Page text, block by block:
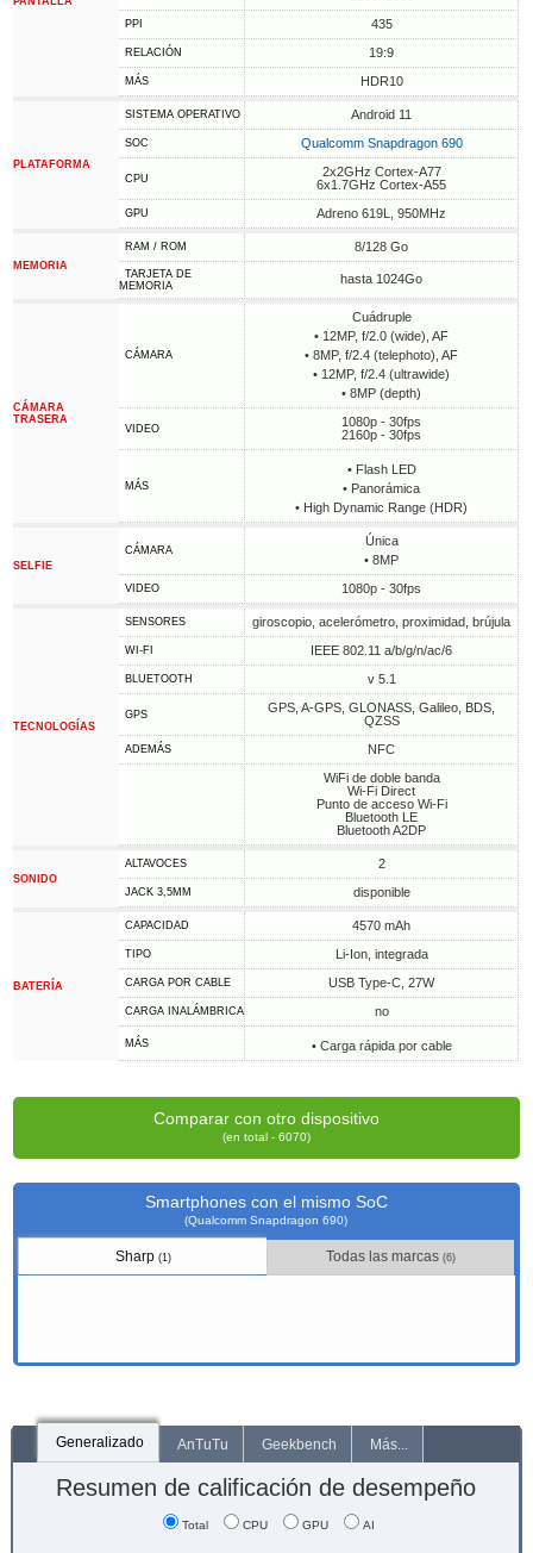
PPI 435
RELACIÓN 19:9
MÁS HDR10
PLATAFORMA
SISTEMA OPERATIVO Android 11
SOC Qualcomm Snapdragon 690
CPU
2x2GHz Cortex-A77
6x1.7GHz Cortex-A55
GPU Adreno 619L, 950MHz
MEMORIA
RAM / ROM 8/128 Go
TARJETA DE
MEMORIA
hasta 1024Go
CÁMARA
TRASERA
CÁMARA
Cuádruple
• 12MP, f/2.0 (wide), AF
• 8MP, f/2.4 (telephoto), AF
• 12MP, f/2.4 (ultrawide)
• 8MP (depth)
VIDEO
1080p - 30fps
2160p - 30fps
MÁS
• Flash LED
• Panorámica
• High Dynamic Range (HDR)
SELFIE
CÁMARA
Única
• 8MP
VIDEO 1080p - 30fps
TECNOLOGÍAS
SENSORES giroscopio, acelerómetro, proximidad, brújula
WI-FI IEEE 802.11 a/b/g/n/ac/6
BLUETOOTH v 5.1
GPS
GPS, A-GPS, GLONASS, Galileo, BDS,
QZSS
ADEMÁS
NFC
WiFi de doble banda
Wi-Fi Direct
Punto de acceso Wi-Fi
Bluetooth LE
Bluetooth A2DP
SONIDO
ALTAVOCES 2
JACK 3,5MM disponible
BATERÍA
CAPACIDAD 4570 mAh
TIPO Li-Ion, integrada
CARGA POR CABLE USB Type-C, 27W
CARGA INALÁMBRICA no
MÁS • Carga rápida por cable
Comparar con otro dispositivo
(en total - 6070)
Smartphones con el mismo SoC
(Qualcomm Snapdragon 690)
Sharp (1) Todas las marcas(6)
Generalizado AnTuTu Geekbench Más...
Resumen de calificación de desempeño
Total CPU GPU AI